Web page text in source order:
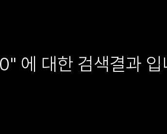
에 대한 검색결과 입